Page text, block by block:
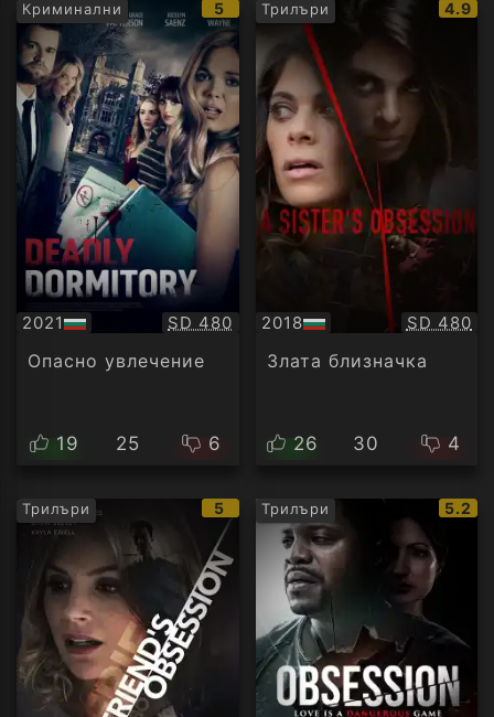
Криминални
IMDb
рейтинг:
5
2021
БГ
аудио
Качество:
SD 480
Опасно увлечение
19 25 6
Трилъри
IMDb
4.9
2018
БГ
аудио
SD 480
Злата близначка
26 30 4
Трилъри
IMDb
рейтинг:
5 Трилъри
IMDb
5.2